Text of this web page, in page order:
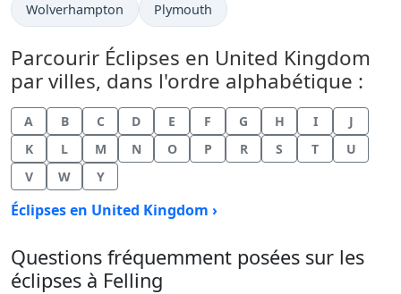
Wolverhampton Plymouth
Parcourir Éclipses en United Kingdom
par villes, dans l'ordre alphabétique :
A B C D E F G H I
J
K
L M N O P R S T
U
V
W Y
Éclipses en United Kingdom ›
Questions fréquemment posées sur les
éclipses à Felling